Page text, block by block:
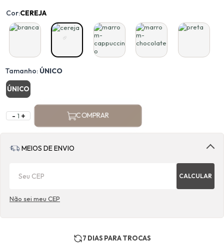
Cor:CEREJA
Tamanho: ÚNICO
ÚNICO
- + COMPRAR
MEIOS DE ENVIO
CALCULAR
Não sei meu CEP
7 DIAS PARA TROCAS